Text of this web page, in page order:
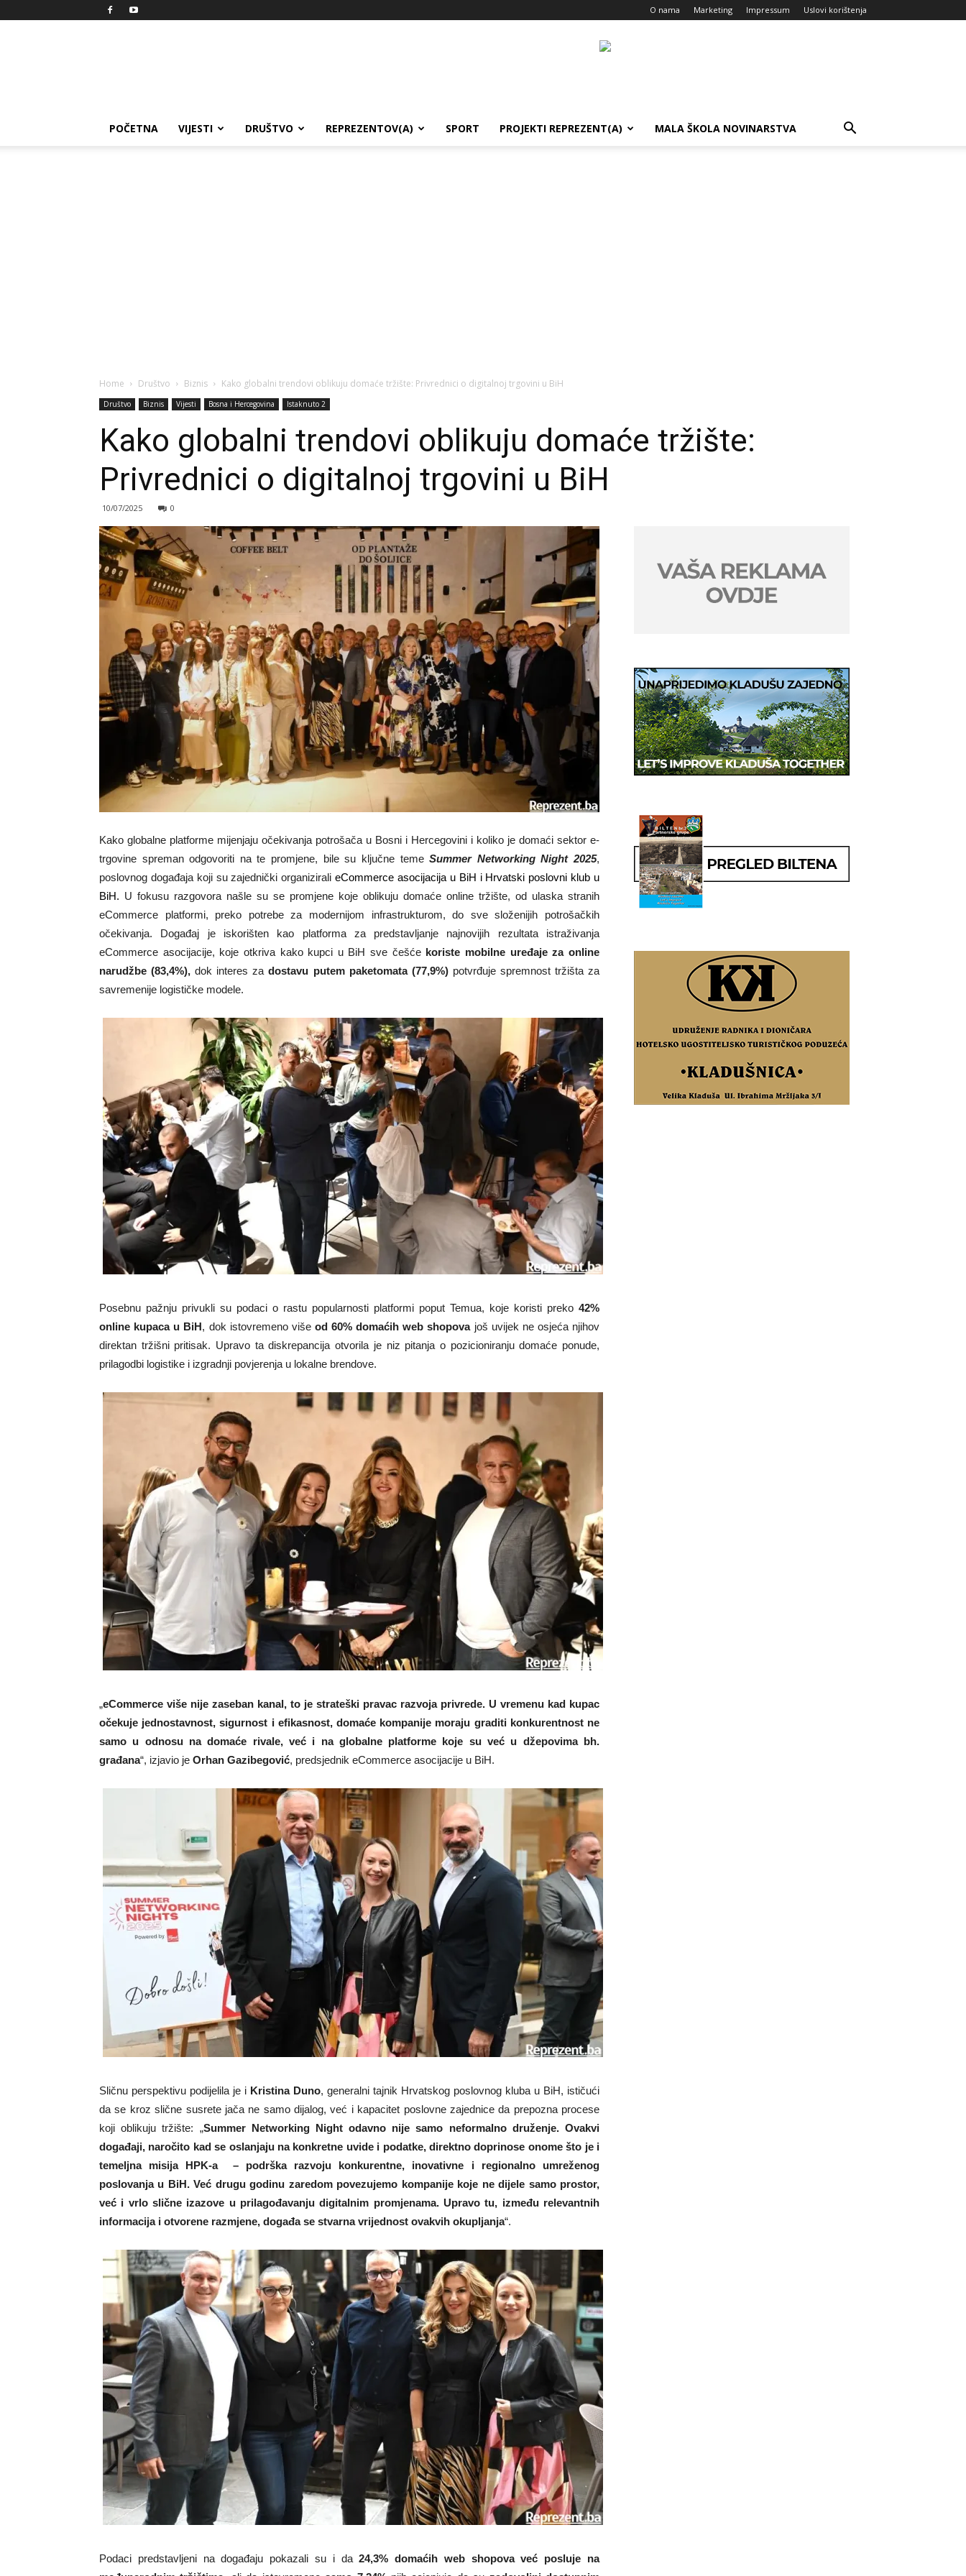
O nama Marketing Impressum Uslovi korištenja
POČETNA VIJESTI DRUŠTVO REPREZENTOV(A) SPORT PROJEKTI REPREZENT(A) MALA ŠKOLA NOVINARSTVA
Home Društvo Biznis Kako globalni trendovi oblikuju domaće tržište: Privrednici o digitalnoj trgovini u BiH
Društvo Biznis Vijesti Bosna i Hercegovina Istaknuto 2
Kako globalni trendovi oblikuju domaće tržište:
Privrednici o digitalnoj trgovini u BiH
10/07/2025 0
Kako globalne platforme mijenjaju očekivanja potrošača u Bosni i Hercegovini i koliko je domaći sektor e-
trgovine spreman odgovoriti na te promjene, bile su ključne temeSummer Networking Night 2025,
poslovnog događaja koji su zajednički organiziralieCommerce asocijacija u BiH i Hrvatski poslovni klub u
BiH. U fokusu razgovora našle su se promjene koje oblikuju domaće online tržište, od ulaska stranih
eCommerce platformi, preko potrebe za modernijom infrastrukturom, do sve složenijih potrošačkih
očekivanja. Događaj je iskorišten kao platforma za predstavljanje najnovijih rezultata istraživanja
eCommerce asocijacije, koje otkriva kako kupci u BiH sve češće koriste mobilne uređaje za online
narudžbe (83,4%), dok interes zadostavu putem paketomata (77,9%)potvrđuje spremnost tržišta za
savremenije logističke modele.
Posebnu pažnju privukli su podaci o rastu popularnosti platformi poput Temua, koje koristi preko 42%
online kupaca u BiH, dok istovremeno više od 60% domaćih web shopovajoš uvijek ne osjeća njihov
direktan tržišni pritisak. Upravo ta diskrepancija otvorila je niz pitanja o pozicioniranju domaće ponude,
prilagodbi logistike i izgradnji povjerenja u lokalne brendove.
„eCommerce više nije zaseban kanal, to je strateški pravac razvoja privrede. U vremenu kad kupac
očekuje jednostavnost, sigurnost i efikasnost, domaće kompanije moraju graditi konkurentnost ne
samo u odnosu na domaće rivale, već i na globalne platforme koje su već u džepovima bh.
građana“, izjavio je Orhan Gazibegović, predsjednik eCommerce asocijacije u BiH.
Sličnu perspektivu podijelila je i Kristina Duno, generalni tajnik Hrvatskog poslovnog kluba u BiH, ističući
da se kroz slične susrete jača ne samo dijalog, već i kapacitet poslovne zajednice da prepozna procese
koji oblikuju tržište: „Summer Networking Night odavno nije samo neformalno druženje. Ovakvi
događaji, naročito kad se oslanjaju na konkretne uvide i podatke, direktno doprinose onome što je i
temeljna misija HPK-a – podrška razvoju konkurentne, inovativne i regionalno umreženog
poslovanja u BiH. Već drugu godinu zaredom povezujemo kompanije koje ne dijele samo prostor,
već i vrlo slične izazove u prilagođavanju digitalnim promjenama. Upravo tu, između relevantnih
informacija i otvorene razmjene, događa se stvarna vrijednost ovakvih okupljanja“.
Podaci predstavljeni na događaju pokazali su i da24,3% domaćih web shopova već posluje na